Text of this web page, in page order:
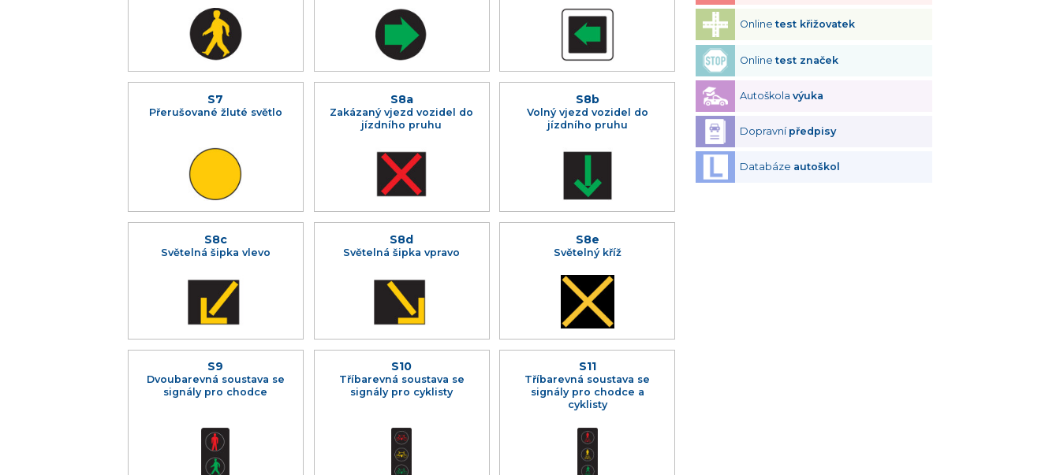
S7
Přerušované žluté světlo
S8a
Zakázaný vjezd vozidel do
jízdního pruhu
S8b
Volný vjezd vozidel do
jízdního pruhu
S8c
Světelná šipka vlevo
S8d
Světelná šipka vpravo
S8e
Světelný kříž
S9
Dvoubarevná soustava se
signály pro chodce
S10
Tříbarevná soustava se
signály pro cyklisty
S11
Tříbarevná soustava se
signály pro chodce a
cyklisty
Onlinetest křižovatek
Onlinetest značek
Autoškolavýuka
Dopravní předpisy
Databáze autoškol